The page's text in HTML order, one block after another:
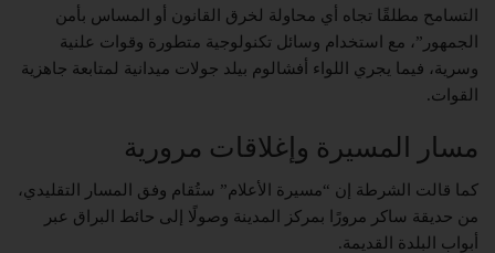
التسامح مطلقًا تجاه أي محاولة لخرق القانون أو المساس بأمن
الجمهور”، مع استخدام وسائل تكنولوجية متطورة وقوات علنية
وسرية، فيما يجري اللواء
أفشالوم بيلد جولات ميدانية لمتابعة جاهزية
القوات.
مسار المسيرة وإغلاقات مرورية
كما قالت الشرطة إن “مسيرة الأعلام” ستُقام وفق المسار التقليدي،
من حديقة ساكر مرورًا بمركز المدينة وصولًا إلى حائط البراق عبر
أبواب البلدة القديمة.